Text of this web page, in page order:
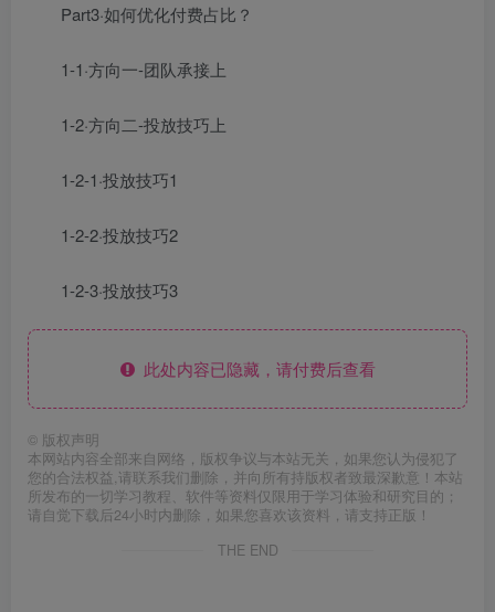
Part3·如何优化付费占比？
1-1·方向一-团队承接上
1-2·方向二-投放技巧上
1-2-1·投放技巧1
1-2-2·投放技巧2
1-2-3·投放技巧3
此处内容已隐藏，请付费后查看
© 版权声明
本网站内容全部来自网络，版权争议与本站无关，如果您认为侵犯了
您的合法权益,请联系我们删除，并向所有持版权者致最深歉意！本站
所发布的一切学习教程、软件等资料仅限用于学习体验和研究目的；
请自觉下载后24小时内删除，如果您喜欢该资料，请支持正版！
THE END